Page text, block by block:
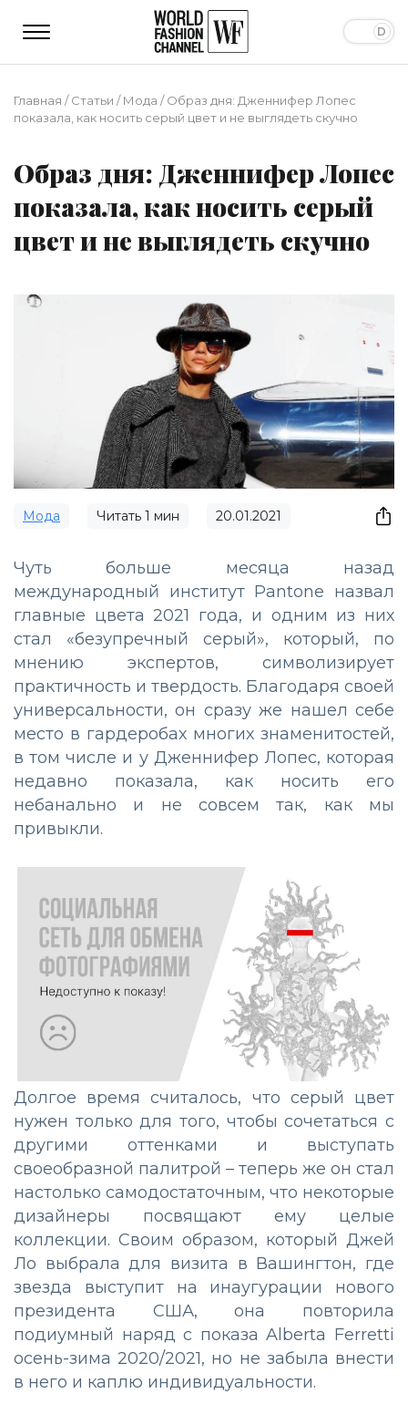
Главная /Статьи /Мода /Образ дня: Дженнифер Лопес
показала, как носить серый цвет и не выглядеть скучно
Образ дня: Дженнифер Лопес
показала, как носить серый
цвет и не выглядеть скучно
Мода Читать 1 мин 20.01.2021
Чуть больше месяца назад
международный институт Pantone назвал
главные цвета 2021 года, и одним из них
стал «безупречный серый», который, по
мнению экспертов, символизирует
практичность и твердость. Благодаря своей
универсальности, он сразу же нашел себе
место в гардеробах многих знаменитостей,
в том числе и у Дженнифер Лопес, которая
недавно показала, как носить его
небанально и не совсем так, как мы
привыкли.
Долгое время считалось, что серый цвет
нужен только для того, чтобы сочетаться с
другими оттенками и выступать
своеобразной палитрой – теперь же он стал
настолько самодостаточным, что некоторые
дизайнеры посвящают ему целые
коллекции. Своим образом, который Джей
Ло выбрала для визита в Вашингтон, где
звезда выступит на инаугурации нового
президента США, она повторила
подиумный наряд с показа Alberta Ferretti
осень-зима 2020/2021, но не забыла внести
в него и каплю индивидуальности.